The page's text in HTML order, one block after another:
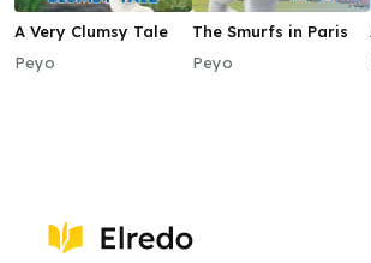
A Very Clumsy Tale
Peyo
The Smurfs in Paris
Peyo